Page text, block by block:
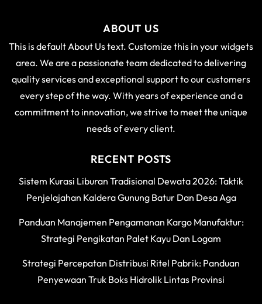
ABOUT US
This is default About Us text. Customize this in your widgets
area. We are a passionate team dedicated to delivering
quality services and exceptional support to our customers
every step of the way. With years of experience and a
commitment to innovation, we strive to meet the unique
needs of every client.
RECENT POSTS
Sistem Kurasi Liburan Tradisional Dewata 2026: Taktik
Penjelajahan Kaldera Gunung Batur Dan Desa Aga
Panduan Manajemen Pengamanan Kargo Manufaktur:
Strategi Pengikatan Palet Kayu Dan Logam
Strategi Percepatan Distribusi Ritel Pabrik: Panduan
Penyewaan Truk Boks Hidrolik Lintas Provinsi